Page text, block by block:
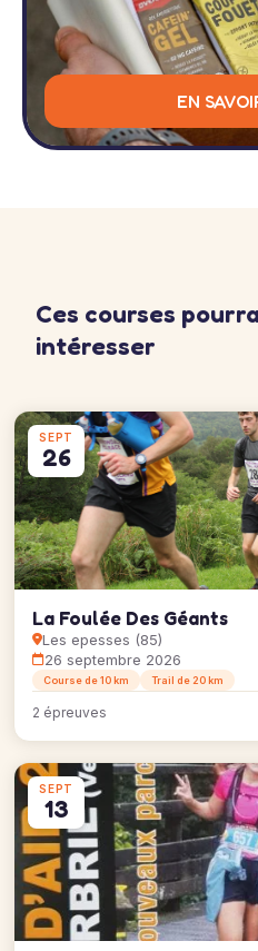
EN
Ces courses
intéresser
SEPT
26
La Foulée Des Géants
Les epesses (85)
26 septembre 2026
Course de 10 km Trail de 20 km
2 épreuves
SEPT
13